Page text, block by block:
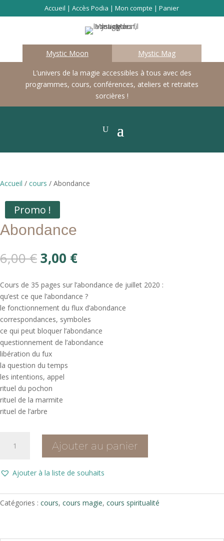
Accueil |Accès Podia |Mon compte |Panier
Mystic Moon Mystic Mag
L’univers de la magie accessibles à tous avec des
programmes, cours, conférences, ateliers et retraites
sorcières !
Accueil / cours / Abondance
Promo !
Abondance
6,00€Le
prix
initial
était :
6,00 €.
3,00 €Le
actuel
est :
3,00 €.
Cours de 35 pages sur l’abondance de juillet 2020 :
qu’est ce que l’abondance ?
le fonctionnement du flux d’abondance
correspondances, symboles
ce qui peut bloquer l’abondance
questionnement de l’abondance
libération du fux
la question du temps
les intentions, appel
rituel du pochon
rituel de la marmite
rituel de l’arbre
Ajouter au panier
Ajouter à la liste de souhaits
Catégories : cours, cours magie, cours spiritualité